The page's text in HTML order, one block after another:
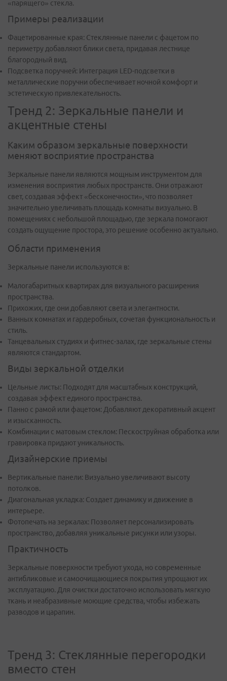
«парящего» стекла.
Примеры реализации
Фацетированные края: Стеклянные панели с фацетом по
периметру добавляют блики света, придавая лестнице
благородный вид.
Подсветка поручней: Интеграция LED-подсветки в
металлические поручни обеспечивает ночной комфорт и
эстетическую привлекательность.
Тренд 2: Зеркальные панели и
акцентные стены
Каким образом зеркальные поверхности
меняют восприятие пространства
Зеркальные панели являются мощным инструментом для
изменения восприятия любых пространств. Они отражают
свет, создавая эффект «бесконечности», что позволяет
значительно увеличивать площадь комнаты визуально. В
помещениях с небольшой площадью, где зеркала помогают
создать ощущение простора, это решение особенно актуально.
Области применения
Зеркальные панели используются в:
Малогабаритных квартирах для визуального расширения
пространства.
Прихожих, где они добавляют света и элегантности.
Ванных комнатах и гардеробных, сочетая функциональность и
стиль.
Танцевальных студиях и фитнес-залах, где зеркальные стены
являются стандартом.
Виды зеркальной отделки
Цельные листы: Подходят для масштабных конструкций,
создавая эффект единого пространства.
Панно с рамой или фацетом: Добавляют декоративный акцент
и изысканность.
Комбинации с матовым стеклом: Пескоструйная обработка или
гравировка придают уникальность.
Дизайнерские приемы
Вертикальные панели: Визуально увеличивают высоту
потолков.
Диагональная укладка: Создает динамику и движение в
интерьере.
Фотопечать на зеркалах: Позволяет персонализировать
пространство, добавляя уникальные рисунки или узоры.
Практичность
Зеркальные поверхности требуют ухода, но современные
антибликовые и самоочищающиеся покрытия упрощают их
эксплуатацию. Для очистки достаточно использовать мягкую
ткань и неабразивные моющие средства, чтобы избежать
разводов и царапин.
Тренд 3: Стеклянные перегородки
вместо стен